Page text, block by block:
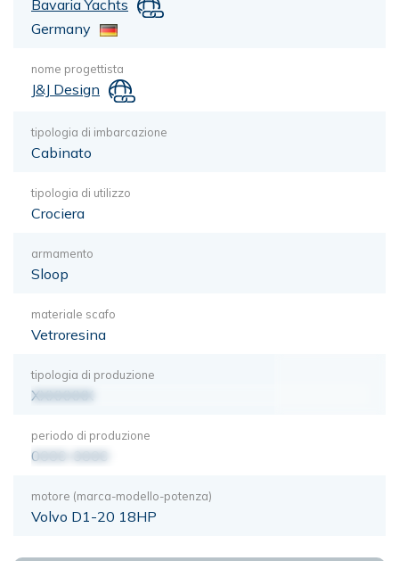
Bavaria Yachts
Germany
nome progettista
J&J Design
tipologia di imbarcazione
Cabinato
tipologia di utilizzo
Crociera
armamento
Sloop
materiale scafo
Vetroresina
tipologia di produzione
XXXXXXX
periodo di produzione
0000-0000
motore (marca-modello-potenza)
Volvo D1-20 18HP